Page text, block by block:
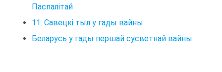
Паспалітай
11. Савецкі тыл у гады вайны
Беларусь у гады першай сусветнай вайны